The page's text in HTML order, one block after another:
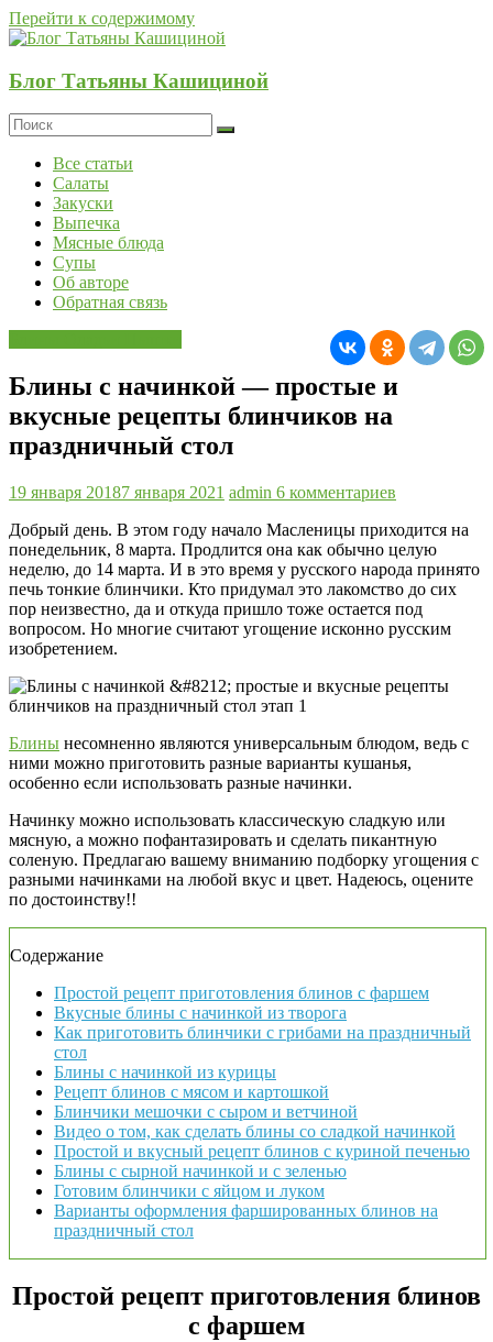
Перейти к содержимому
Блог Татьяны Кашициной
Все статьи
Салаты
Закуски
Выпечка
Мясные блюда
Супы
Об авторе
Обратная связь
Блины с начинкой — простые и
вкусные рецепты блинчиков на
праздничный стол
19 января 20187 января 2021 admin 6 комментариев
Добрый день. В этом году начало Масленицы приходится на
понедельник, 8 марта. Продлится она как обычно целую
неделю, до 14 марта. И в это время у русского народа принято
печь тонкие блинчики. Кто придумал это лакомство до сих
пор неизвестно, да и откуда пришло тоже остается под
вопросом. Но многие считают угощение исконно русским
изобретением.
Блины несомненно являются универсальным блюдом, ведь с
ними можно приготовить разные варианты кушанья,
особенно если использовать разные начинки.
Начинку можно использовать классическую сладкую или
мясную, а можно пофантазировать и сделать пикантную
соленую. Предлагаю вашему вниманию подборку угощения с
разными начинками на любой вкус и цвет. Надеюсь, оцените
по достоинству!!
Содержание
Простой рецепт приготовления блинов с фаршем
Вкусные блины с начинкой из творога
Как приготовить блинчики с грибами на праздничный
стол
Блины с начинкой из курицы
Рецепт блинов с мясом и картошкой
Блинчики мешочки с сыром и ветчиной
Видео о том, как сделать блины со сладкой начинкой
Простой и вкусный рецепт блинов с куриной печенью
Блины с сырной начинкой и с зеленью
Готовим блинчики с яйцом и луком
Варианты оформления фаршированных блинов на
праздничный стол
Простой рецепт приготовления блинов
с фаршем